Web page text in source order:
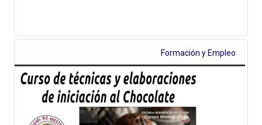
Formación y Empleo